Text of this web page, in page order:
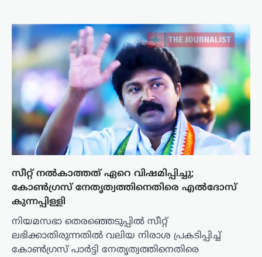
സീറ്റ് നൽകാത്തത് ഏറെ വിഷമിപ്പിച്ചു;
കോൺഗ്രസ് നേതൃത്വത്തിനെതിരെ എൽദോസ്
കുന്നപ്പിള്ളി
നിയമസഭാ തെരഞ്ഞെടുപ്പിൽ സീറ്റ്
ലഭിക്കാതിരുന്നതിൽ വലിയ നിരാശ പ്രകടിപ്പിച്ച്
കോൺഗ്രസ് പാർട്ടി നേതൃത്വത്തിനെതിരെ